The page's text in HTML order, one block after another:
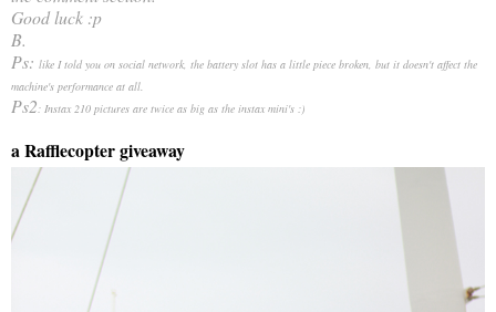
Good luck :p
B.
Ps: like I told you on social network, the battery slot has a little piece broken, but it doesn't affect the
machine's performance at all.
Ps2: Instax 210 pictures are twice as big as the instax mini's :)
a Rafflecopter giveaway